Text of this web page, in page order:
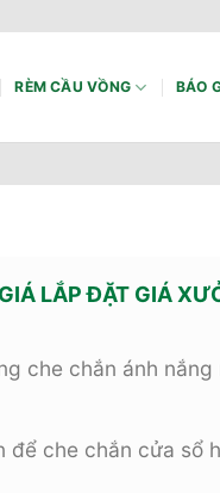
RÈM CẦU VỒNG BÁO
LẮP ĐẶT GIÁ
che chắn ánh
che chắn cửa sổ